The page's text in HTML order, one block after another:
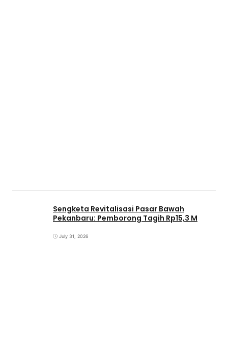
Sengketa Revitalisasi Pasar Bawah
Pekanbaru: Pemborong Tagih Rp15,3 M
July 31, 2026